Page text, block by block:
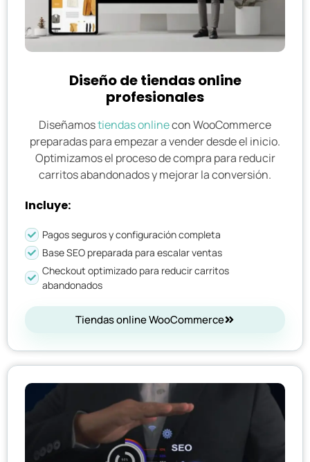
Diseño de tiendas online
profesionales
Diseñamostiendas onlinecon WooCommerce
preparadas para empezar a vender desde el inicio.
Optimizamos el proceso de compra para reducir
carritos abandonados y mejorar la conversión.
Incluye:
Pagos seguros y configuración completa
Base SEO preparada para escalar ventas
Checkout optimizado para reducir carritos
abandonados
Tiendas online WooCommerce